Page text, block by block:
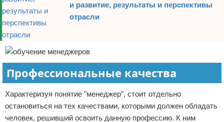
и развитие, результаты и перспективы
отрасли
Профессиональные качества
Характеризуя понятие "менеджер", стоит отдельно
остановиться на тех качествами, которыми должен обладать
человек, решивший освоить данную профессию. К ним